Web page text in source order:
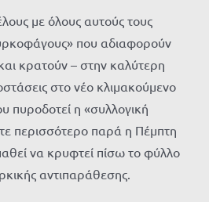
με όλους αυτούς τους
που αδιαφορούν
κρατούν – στην καλύτερη
στο νέο κλιμακούμενο
πυροδοτεί η «συλλογική
περισσότερο παρά η Πέμπτη
να κρυφτεί πίσω το φύλλο
αντιπαράθεσης.